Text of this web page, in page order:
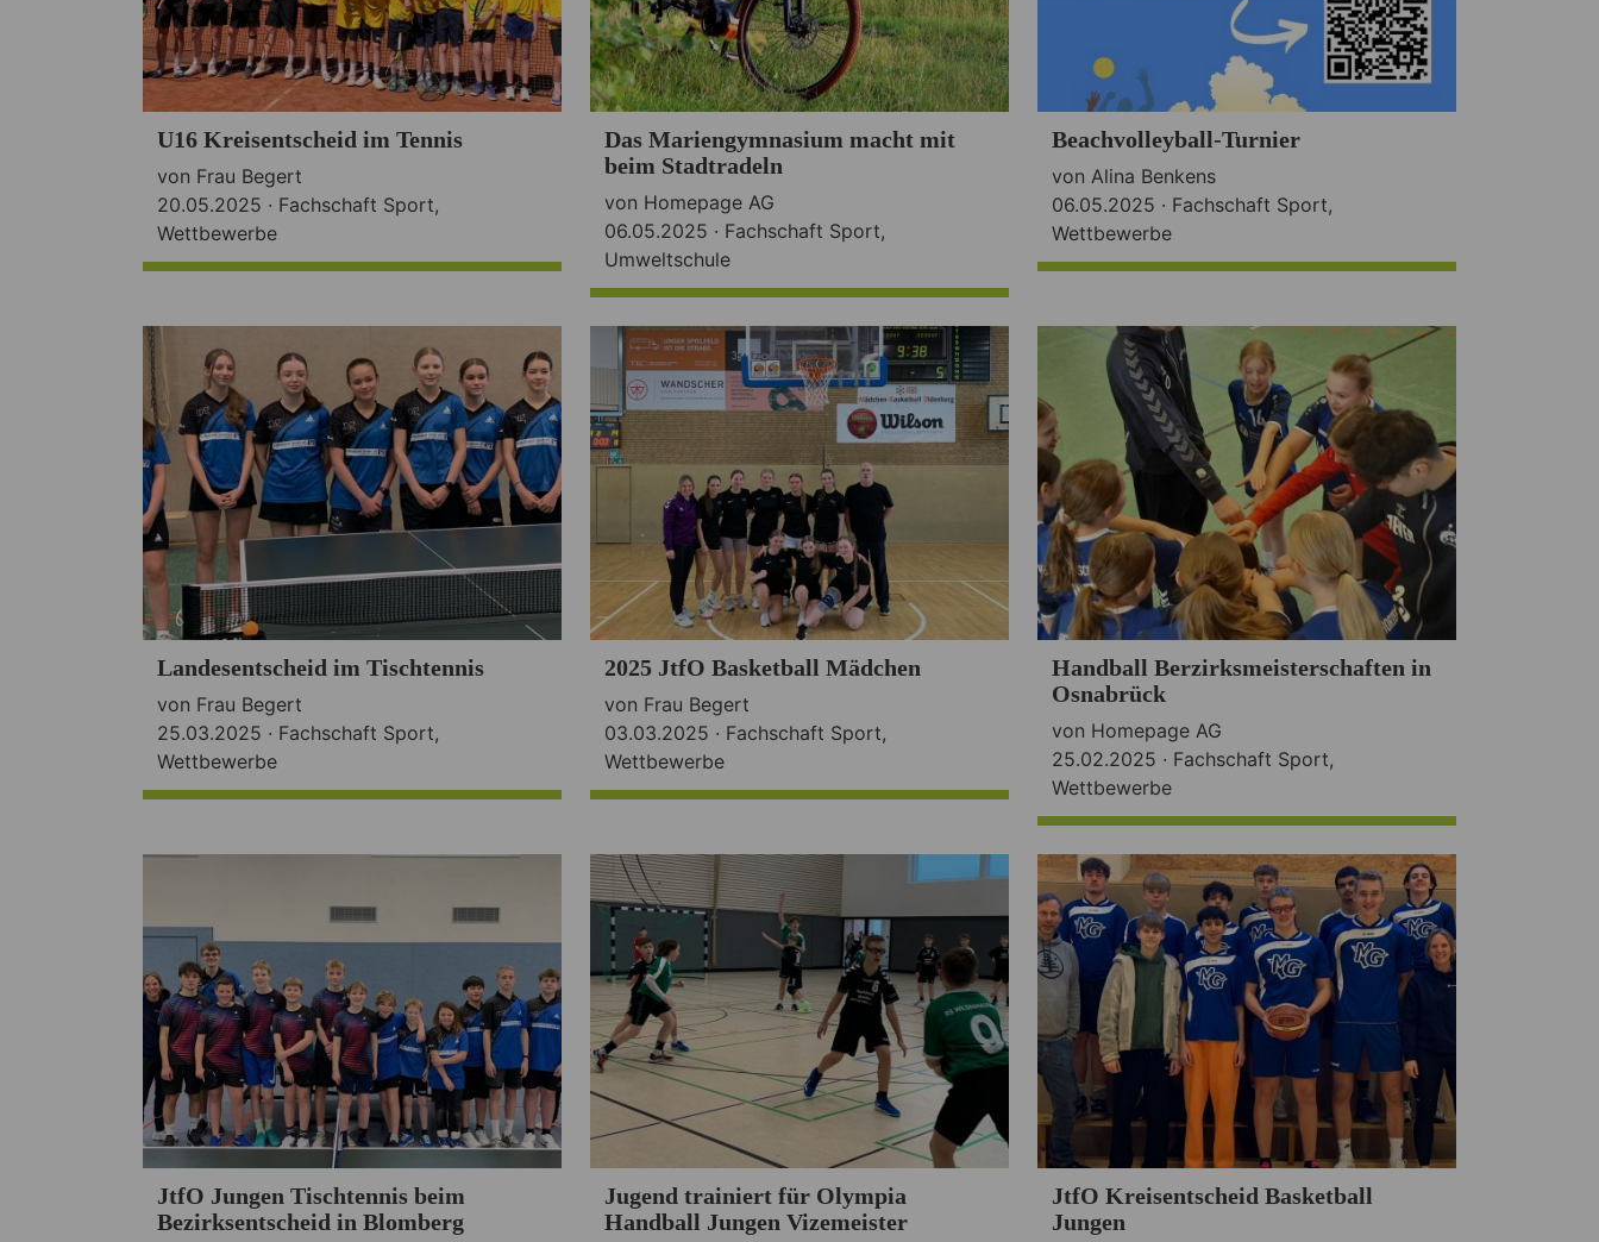
U16 Kreisentscheid im Tennis
von Frau Begert
20.05.2025 · Fachschaft Sport,
Wettbewerbe
Das Mariengymnasium macht mit
beim Stadtradeln
von Homepage AG
06.05.2025 · Fachschaft Sport,
Umweltschule
Beachvolleyball-Turnier
von Alina Benkens
06.05.2025 · Fachschaft Sport,
Wettbewerbe
Landesentscheid im Tischtennis
von Frau Begert
25.03.2025 · Fachschaft Sport,
Wettbewerbe
2025 JtfO Basketball Mädchen
von Frau Begert
03.03.2025 · Fachschaft Sport,
Wettbewerbe
Handball Berzirksmeisterschaften in
Osnabrück
von Homepage AG
25.02.2025 · Fachschaft Sport,
Wettbewerbe
JtfO Jungen Tischtennis beim
Bezirksentscheid in Blomberg
Jugend trainiert für Olympia
Handball Jungen Vizemeister
JtfO Kreisentscheid Basketball
Jungen